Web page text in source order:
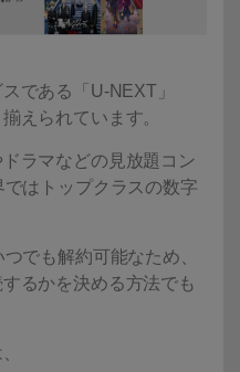
である「U-NEXT」
えられています。
ラマなどの見放題コン
はトップクラスの数字
でも解約可能なため、
るかを決める方法でも